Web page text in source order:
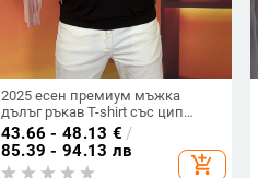
2025 есен премиум мъжка
дълъг ръкав T-shirt със цип
наполовина, европейски стил,
луксозна визия
43.66 - 48.13 € /
85.39 - 94.13 лв
add_shopping_cart